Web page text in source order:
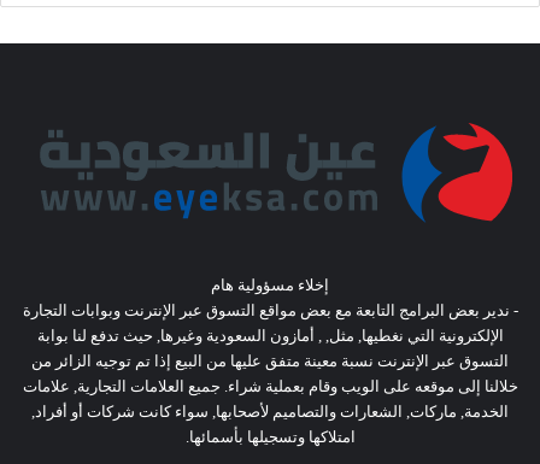
إخلاء مسؤولية هام
- ندير بعض البرامج التابعة مع بعض مواقع التسوق عبر الإنترنت وبوابات التجارة
الإلكترونية التي نغطيها, مثل, , أمازون السعودية وغيرها, حيث تدفع لنا بوابة
التسوق عبر الإنترنت نسبة معينة متفق عليها من البيع إذا تم توجيه الزائر من
خلالنا إلى موقعه على الويب وقام بعملية شراء. جميع العلامات التجارية, علامات
الخدمة, ماركات, الشعارات والتصاميم لأصحابها, سواء كانت شركات أو أفراد,
امتلاكها وتسجيلها بأسمائها.